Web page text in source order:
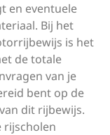
en eventuele
Bij het
is het
de totale
van je
bent op de
dit rijbewijs.
rijscholen